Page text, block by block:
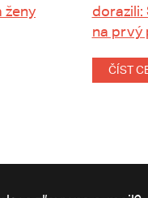
ženy
dorazili:
na prvý
ČÍST